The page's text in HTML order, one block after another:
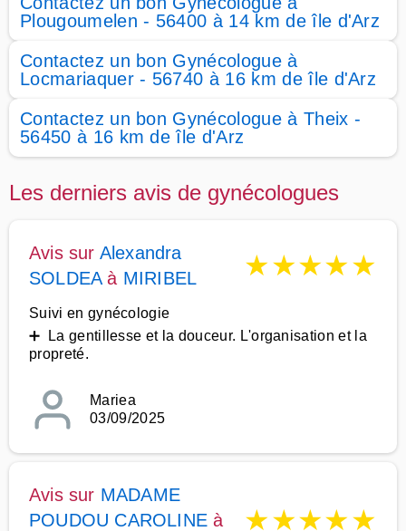
Plougoumelen - 56400 à 14 km de île d'Arz
Contactez un bon Gynécologue à
Locmariaquer - 56740 à 16 km de île d'Arz
Contactez un bon Gynécologue à Theix -
56450 à 16 km de île d'Arz
Les derniers avis de gynécologues
Avis sur Alexandra
SOLDEAà MIRIBEL ★★★★★
Suivi en gynécologie
➕ La gentillesse et la douceur. L'organisation et la
propreté.
Mariea
03/09/2025
Avis sur MADAME
POUDOU CAROLINE à ★★★★★